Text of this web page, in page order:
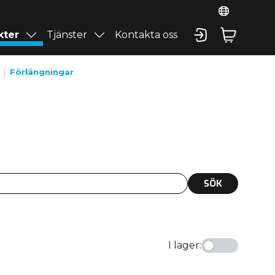
Tjänster Kontakta oss
Förlängningar
SÖK
I lager: